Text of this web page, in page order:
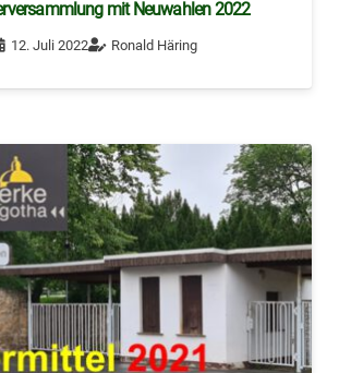
mit Neuwahlen 2022
12. Juli 2022 Ronald Häring